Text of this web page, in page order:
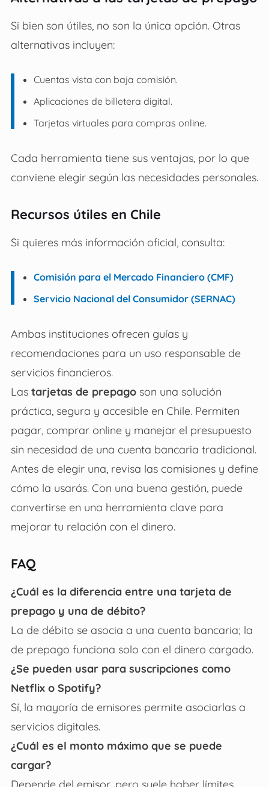
Si bien son útiles, no son la única opción. Otras
alternativas incluyen:
Cuentas vista con baja comisión.
Aplicaciones de billetera digital.
Tarjetas virtuales para compras online.
Cada herramienta tiene sus ventajas, por lo que
conviene elegir según las necesidades personales.
Recursos útiles en Chile
Si quieres más información oficial, consulta:
Comisión para el Mercado Financiero (CMF)
Servicio Nacional del Consumidor (SERNAC)
Ambas instituciones ofrecen guías y
recomendaciones para un uso responsable de
servicios financieros.
Las tarjetas de prepagoson una solución
práctica, segura y accesible en Chile. Permiten
pagar, comprar online y manejar el presupuesto
sin necesidad de una cuenta bancaria tradicional.
Antes de elegir una, revisa las comisiones y define
cómo la usarás. Con una buena gestión, puede
convertirse en una herramienta clave para
mejorar tu relación con el dinero.
FAQ
¿Cuál es la diferencia entre una tarjeta de
prepago y una de débito?
La de débito se asocia a una cuenta bancaria; la
de prepago funciona solo con el dinero cargado.
¿Se pueden usar para suscripciones como
Netflix o Spotify?
Sí, la mayoría de emisores permite asociarlas a
servicios digitales.
¿Cuál es el monto máximo que se puede
cargar?
Depende del emisor, pero suele haber límites